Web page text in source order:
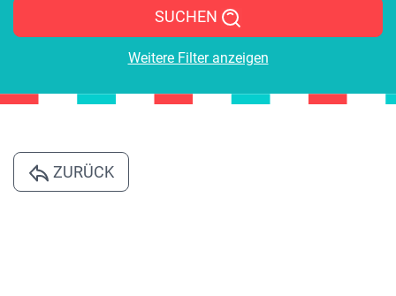
SUCHEN
Weitere Filter anzeigen
ZURÜCK